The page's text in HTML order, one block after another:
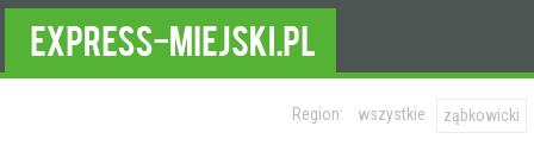
Region: wszystkie ząbkowicki